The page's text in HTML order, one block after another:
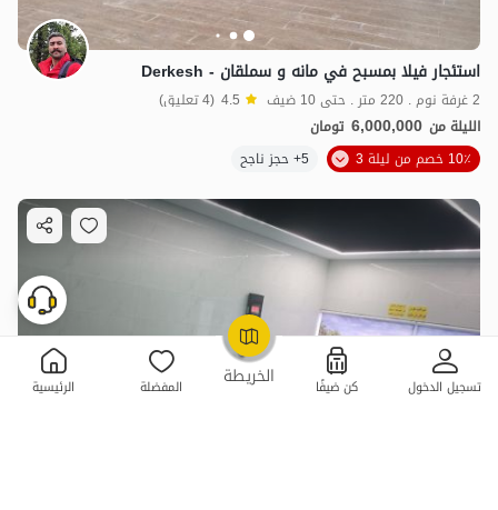
الخريطة تسجيل الدخول كن ضيفًا المفضلة الرئيسية
OpenStreetMap
استئجار فيلا بمسبح في مانه و سملقان - Derkesh
2 غرفة نوم . 220 متر . حتى 10 ضيف 4.5 (4 تعليق)
الليلة من 6,000,000 تومان
10٪ خصم من ليلة 3
5+ حجز ناجح